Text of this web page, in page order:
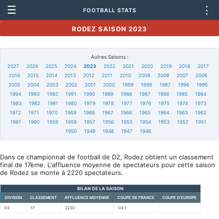
☰ FOOTBALL STATS ⋮
RODEZ SAISON 2023
Autres Saisons :
2027
2026 2025 2024 2023 2022 2021 2020 2019 2018
2017
2016
2015 2014 2013 2012 2011 2010 2009 2008 2007
2006
2005
2004 2003 2002 2001 2000 1999 1998 1997 1996
1995
1994
1993 1992 1991 1990 1989 1988 1987 1986 1985
1984
1983
1982 1981 1980 1979 1978 1977 1976 1975 1974
1973
1972
1971 1970 1969 1968 1967 1966 1965 1964 1963
1962
1961
1960 1959 1958 1957 1956 1955 1954 1953 1952
1951
1950
1949 1948 1947 1946
Dans ce championnat de football de D2, Rodez obtient un classement
final de 17ème. L'affluence moyenne de spectateurs pour cette saison
de Rodez se monte à 2220 spectateurs.
BILAN DE LA SAISON
DIVISION CLASSEMENT AFFLUENCE MOYENNE COUPE DE FRANCE COUPE D'EUROPE
D2 17 2220 1/4 f